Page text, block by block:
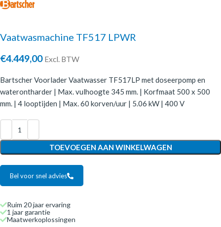
Vaatwasmachine TF517 LPWR
€4.449,00 Excl. BTW
Bartscher Voorlader Vaatwasser TF517LP met doseerpomp en
waterontharder | Max. vulhoogte 345 mm. | Korfmaat 500 x 500
mm. | 4 looptijden | Max. 60 korven/uur | 5.06 kW | 400 V
TOEVOEGEN AAN WINKELWAGEN
Bel voor snel advies
Ruim 20 jaar ervaring
1 jaar garantie
Maatwerkoplossingen